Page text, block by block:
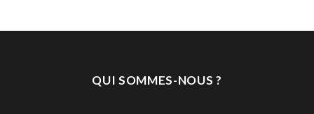
QUI SOMMES-NOUS ?